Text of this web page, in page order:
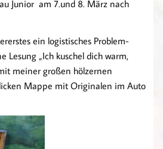
Junior am 7.und 8. März nach
ein logistisches Problem-
Lesung „Ich kuschel dich warm,
meiner großen hölzernen
Mappe mit Originalen im Auto